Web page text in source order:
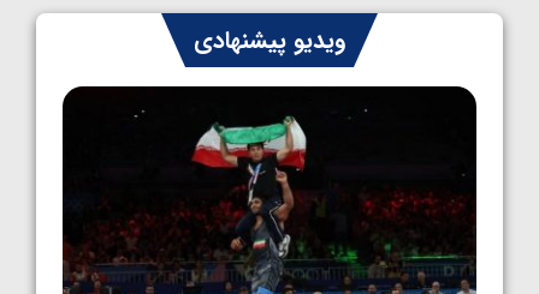
ایران چشم به راه چهار مدال در پنج وزن دوم
کشتی فرنگی نوجوانان جهان
1405/05/06
ویدیو پیشنهادی